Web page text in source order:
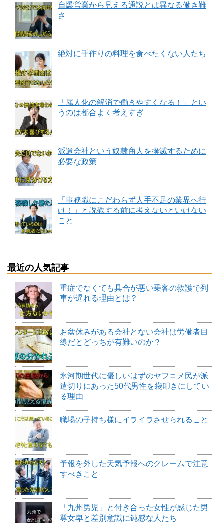
自爆営業から見える通説とは異なる働き難
さ
絶対に手作りの料理を食べたくない人たち
「属人化の解消で働きやすくなる！」とい
うのは都合よく考えすぎ
派遣会社という奴隷商人を撲滅するために
必要な政策
「事務職にこだわらず人手不足の業界へ行
け！」と説教する前に考えないといけない
こと
最近の人気記事
重症でなくても具合が悪い乗客の救護で列
車が遅れる理由とは？
お盆休みがある会社とない会社は労働者目
線だとどっちが有難いのか？
氷河期世代に優しいはずのヤフコメ民が派
遣切りにあった50代男性を袋叩きにしてい
る理由
職場の子持ち様にイライラさせられること
予報を外した天気予報へのクレームで注意
すべきこと
「九州男児」と付き合った女性が感じた男
尊女卑と差別意識に鈍感な人たち